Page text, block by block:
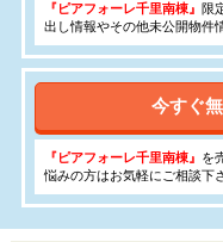
『ピアフォーレ千里南棟』 限
出し情報やその他未公開物件
今すぐ
『ピアフォーレ千里南棟』 を
悩みの方はお気軽にご相談下